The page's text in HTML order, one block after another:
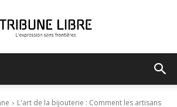
L'art de la bijouterie : Comment les artisans